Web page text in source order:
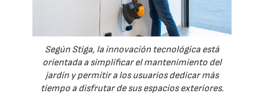
Según Stiga, la innovación tecnológica está
orientada a simplificar el mantenimiento del
jardín y permitir a los usuarios dedicar más
tiempo a disfrutar de sus espacios exteriores.